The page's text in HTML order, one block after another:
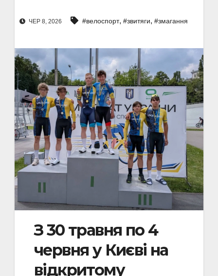
ЧЕР 8, 2026 #велоспорт, #звитяги, #змагання
З 30 травня по 4
червня у Києві на
відкритому